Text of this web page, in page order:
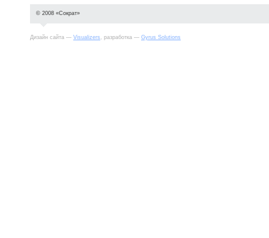
© 2008 «Сократ»
Дизайн сайта — Visualizers , разработка — Gyrus Solutions